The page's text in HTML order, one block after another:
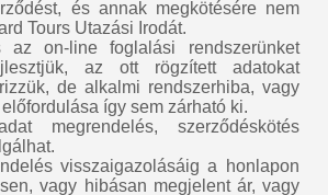
és annak megkötésére nem
Tours Utazási Irodát.
az on-line foglalási rendszerünket
az ott rögzített adatokat
de alkalmi rendszerhiba, vagy
így sem zárható ki.
megrendelés, szerződéskötés
visszaigazolásáig a honlapon
vagy hibásan megjelent ár, vagy